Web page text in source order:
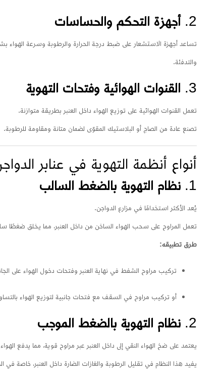
2. أجهزة التحكم والحساسات
تساعد أجهزة الاستشعار على ضبط درجة الحرارة والرطوبة وسرعة الهواء
والتدفئة.
3. القنوات الهوائية وفتحات التهوية
تعمل القنوات الهوائية على توزيع الهواء داخل العنبر بطريقة متوازنة.
تصنع عادة من الصاج أو البلاستيك المقوّى لضمان متانة ومقاومة للرطوبة.
أنواع أنظمة التهوية في عنابر
1. نظام التهوية بالضغط السالب
يُعد الأكثر استخدامًا في مزارع الدواجن.
تعمل المراوح على سحب الهواء الساخن من داخل العنبر، مما يخلق ضغطًا
طرق تطبيقه:
تركيب مراوح الشفط في نهاية العنبر وفتحات دخول الهواء على
أو تركيب مراوح في السقف مع فتحات جانبية لتوزيع الهواء
2. نظام التهوية بالضغط الموجب
يعتمد على ضخ الهواء النقي إلى داخل العنبر عبر مراوح قوية، مما يدفع
يفيد هذا النظام في تقليل الرطوبة والغازات الضارة داخل العنبر، خاصة في